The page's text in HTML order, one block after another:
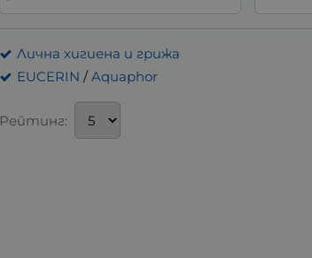
Лична хигиена и грижа
EUCERIN / Aquaphor
Рейтинг: